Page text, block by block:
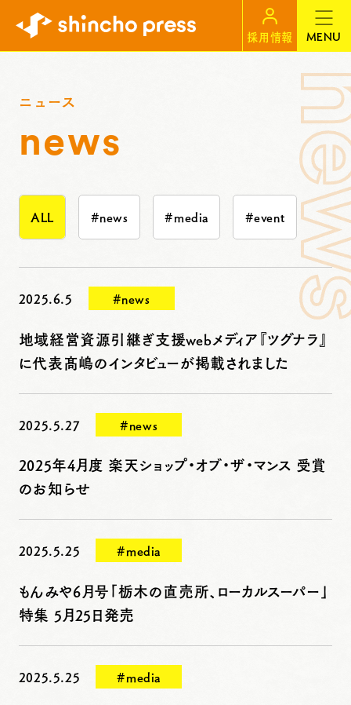
採用情報 MENU
ニュース
news
ALL #news #media #event
2025.6.5 #news
地域経営資源引継ぎ支援webメディア『ツグナラ』
に代表髙嶋のインタビューが掲載されました
2025.5.27 #news
2025年4月度 楽天ショップ・オブ・ザ・マンス 受賞
のお知らせ
2025.5.25 #media
もんみや6月号「栃木の直売所、ローカルスーパー」
特集 5月25日発売
2025.5.25 #media